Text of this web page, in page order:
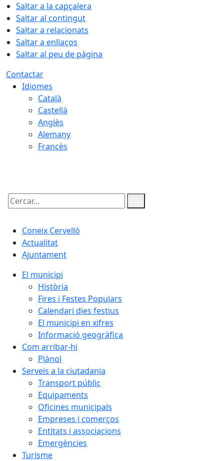
Saltar a la capçalera
Saltar al contingut
Saltar a relacionats
Saltar a enllaços
Saltar al peu de pàgina
Contactar
Idiomes
Català
Castellà
Anglès
Alemany
Francès
Cercar:
Coneix Cervelló
Actualitat
Ajuntament
El municipi
Història
Fires i Festes Populars
Calendari dies festius
El municipi en xifres
Informació geogràfica
Com arribar-hi
Plànol
Serveis a la ciutadania
Transport públic
Equipaments
Oficines municipals
Empreses i comerços
Entitats i associacions
Emergències
Turisme